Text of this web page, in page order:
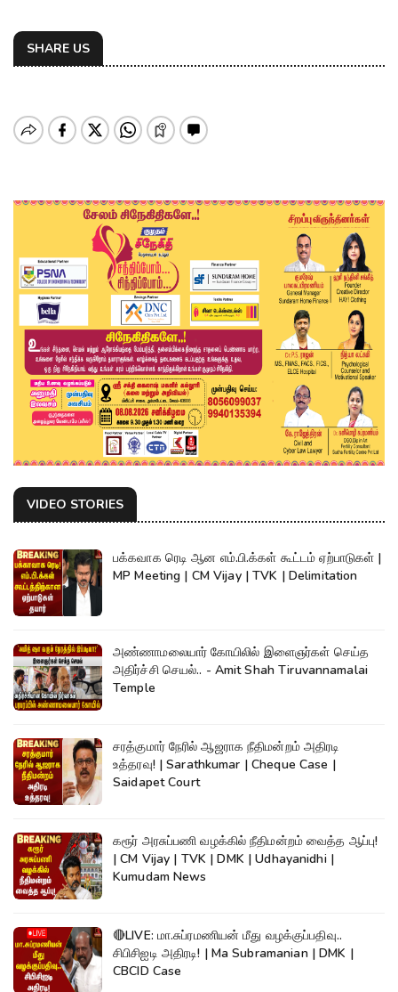
SHARE US
VIDEO STORIES
பக்கவாக ரெடி ஆன எம்.பி.க்கள் கூட்டம் ஏற்பாடுகள் |
MP Meeting | CM Vijay | TVK | Delimitation
அண்ணாமலையார் கோயிலில் இளைஞர்கள் செய்த
அதிர்ச்சி செயல்.. - Amit Shah Tiruvannamalai
Temple
சரத்குமார் நேரில் ஆஜராக நீதிமன்றம் அதிரடி
உத்தரவு! | Sarathkumar | Cheque Case |
Saidapet Court
கரூர் அரசுப்பணி வழக்கில் நீதிமன்றம் வைத்த ஆப்பு!
| CM Vijay | TVK | DMK | Udhayanidhi |
Kumudam News
🔴LIVE: மா.சுப்ரமணியன் மீது வழக்குப்பதிவு..
சிபிசிஐடி அதிரடி! | Ma Subramanian | DMK |
CBCID Case